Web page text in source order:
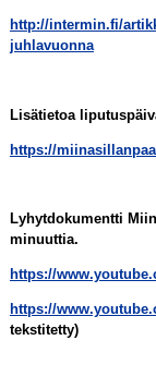
http://intermin.fi/
juhlavuonna
Lisätietoa
https://
Lyhytdokumentti
minuuttia.
https://
https://
tekstitetty)